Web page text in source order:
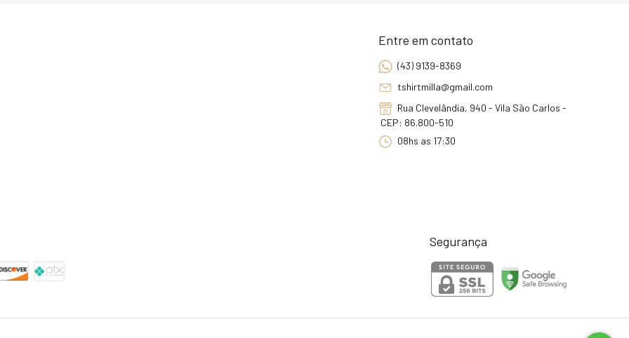
Entre em contato
(43) 9139-8369
tshirtmilla@gmail.com
Rua Clevelândia, 940 - Vila São Carlos -
CEP: 86.800-510
08hs as 17:30
Segurança